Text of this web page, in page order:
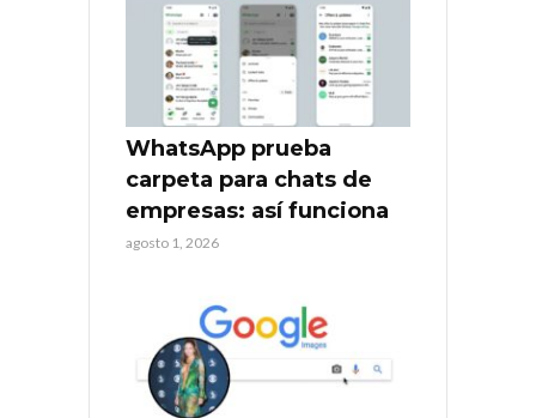
WhatsApp prueba
carpeta para chats de
empresas: así funciona
agosto 1, 2026